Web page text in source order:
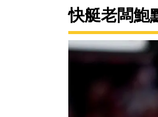
快艇老闆鮑